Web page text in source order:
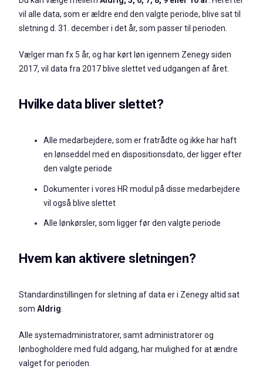
vil alle data, som er ældre end den valgte periode, blive sat til
sletning d. 31. december i det år, som passer til perioden.
Vælger man fx 5 år, og har kørt løn igennem Zenegy siden
2017, vil data fra 2017 blive slettet ved udgangen af året.
Hvilke data bliver slettet?
Alle medarbejdere, som er fratrådte og ikke har haft
en lønseddel med en dispositionsdato, der ligger efter
den valgte periode
Dokumenter i vores HR modul på disse medarbejdere
vil også blive slettet
Alle lønkørsler, som ligger før den valgte periode
Hvem kan aktivere sletningen?
Standardinstillingen for sletning af data er i Zenegy altid sat
som Aldrig
Alle systemadministratorer, samt administratorer og
lønbogholdere med fuld adgang, har mulighed for at ændre
valget for perioden.